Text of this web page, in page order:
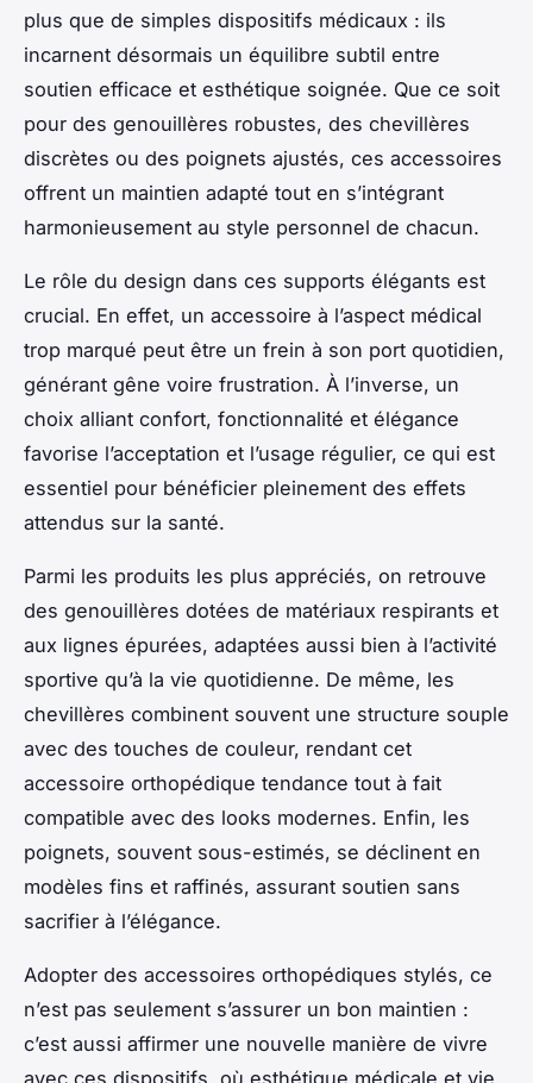
plus que de simples dispositifs médicaux : ils
incarnent désormais un équilibre subtil entre
soutien efficace et esthétique soignée. Que ce soit
pour des genouillères robustes, des chevillères
discrètes ou des poignets ajustés, ces accessoires
offrent un maintien adapté tout en s’intégrant
harmonieusement au style personnel de chacun.
Le rôle du design dans ces supports élégants est
crucial. En effet, un accessoire à l’aspect médical
trop marqué peut être un frein à son port quotidien,
générant gêne voire frustration. À l’inverse, un
choix alliant confort, fonctionnalité et élégance
favorise l’acceptation et l’usage régulier, ce qui est
essentiel pour bénéficier pleinement des effets
attendus sur la santé.
Parmi les produits les plus appréciés, on retrouve
des genouillères dotées de matériaux respirants et
aux lignes épurées, adaptées aussi bien à l’activité
sportive qu’à la vie quotidienne. De même, les
chevillères combinent souvent une structure souple
avec des touches de couleur, rendant cet
accessoire orthopédique tendance tout à fait
compatible avec des looks modernes. Enfin, les
poignets, souvent sous-estimés, se déclinent en
modèles fins et raffinés, assurant soutien sans
sacrifier à l’élégance.
Adopter des accessoires orthopédiques stylés, ce
n’est pas seulement s’assurer un bon maintien :
c’est aussi affirmer une nouvelle manière de vivre